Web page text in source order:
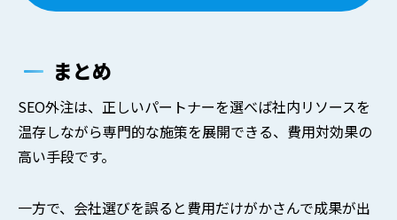
まとめ
SEO外注は、正しいパートナーを選べば社内リソースを
温存しながら専門的な施策を展開できる、費用対効果の
高い手段です。
一方で、会社選びを誤ると費用だけがかさんで成果が出